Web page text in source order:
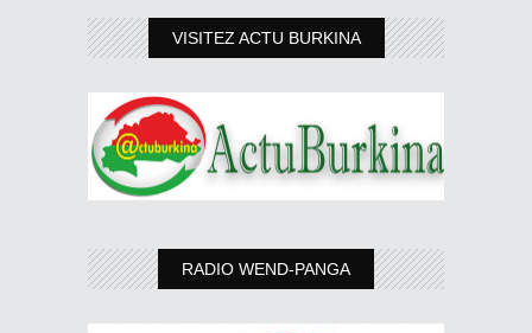
VISITEZ ACTU BURKINA
RADIO WEND-PANGA